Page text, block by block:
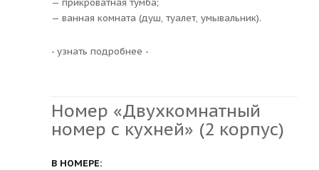
— ванная комната (душ, туалет, умывальник).
- узнать подробнее -
Номер «Двухкомнатный
номер с кухней» (2 корпус)
В НОМЕРЕ: